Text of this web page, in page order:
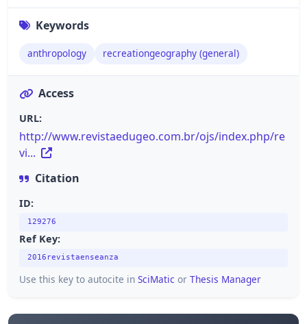
Keywords
anthropology recreationgeography (general)
Access
URL:
http://www.revistaedugeo.com.br/ojs/index.php/re
vi...
Citation
ID:
129276
Ref Key:
2016revistaenseanza
Use this key to autocite in SciMatic or Thesis Manager